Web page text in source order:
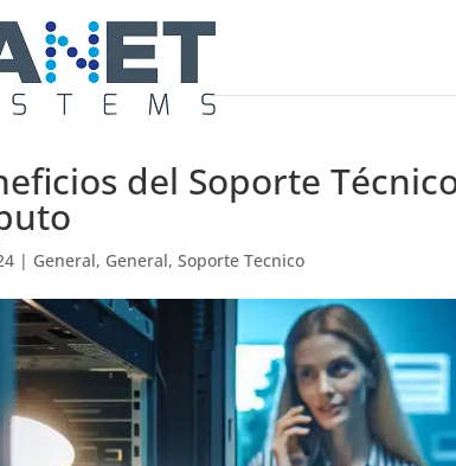
del Soporte
| General, General,Soporte Tecnico